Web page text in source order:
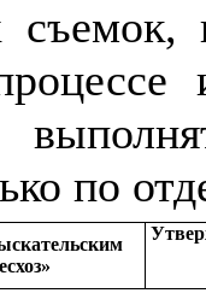
съемок,
роцессе
по
скательским
»
Утв